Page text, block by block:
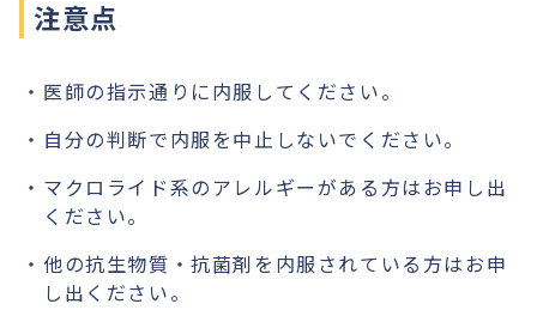
注意点
医師の指示通りに内服してください。
自分の判断で内服を中止しないでください。
マクロライド系のアレルギーがある方はお申し出
ください。
他の抗生物質・抗菌剤を内服されている方はお申
し出ください。